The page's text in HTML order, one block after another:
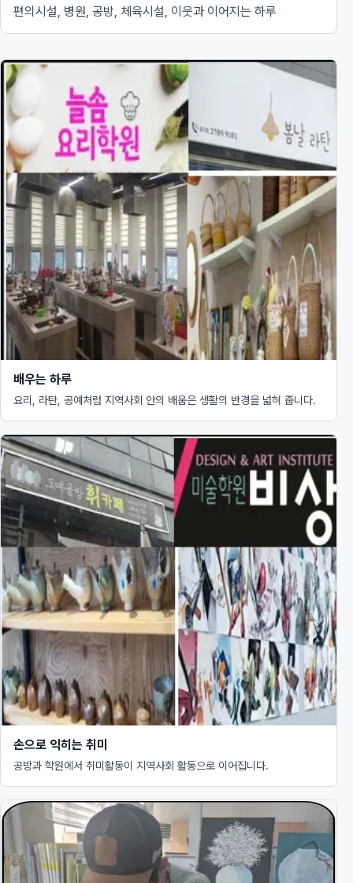
편의시설, 병원, 공방, 체육시설, 이웃과 이어지는 하루
배우는 하루
요리, 라탄, 공예처럼 지역사회 안의 배움은 생활의 반경을 넓혀 줍니다.
손으로 익히는 취미
공방과 학원에서 취미활동이 지역사회 활동으로 이어집니다.